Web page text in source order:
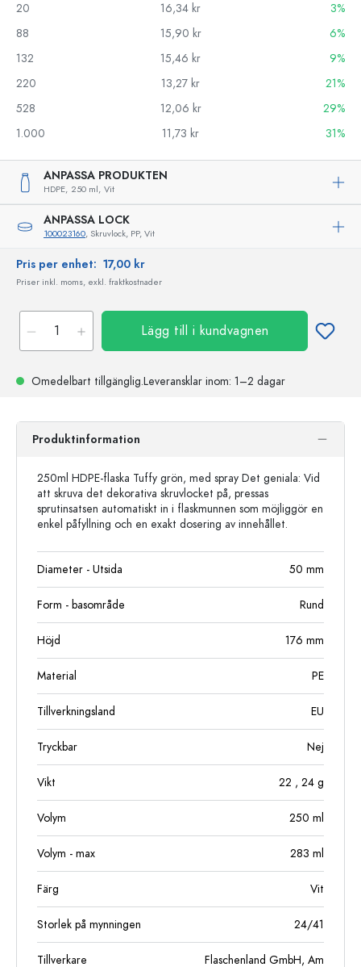
20
16,34 kr
3%
88
15,90 kr
6%
132
15,46 kr
9%
220
13,27 kr
21%
528
12,06 kr
29%
1.000
11,73 kr 31%
ANPASSA PRODUKTEN
HDPE, 250 ml, Vit
ANPASSA LOCK
100023160, Skruvlock, PP, Vit
Pris per enhet: 17,00 kr
Priser inkl. moms, exkl. fraktkostnader
Lägg till i kundvagnen
Omedelbart tillgänglig.Leveransklar inom: 1–2 dagar
Produktinformation
250ml HDPE-flaska Tuffy grön, med spray Det geniala: Vid
att skruva det dekorativa skruvlocket på, pressas
sprutinsatsen automatiskt in i flaskmunnen som möjliggör en
enkel påfyllning och en exakt dosering av innehållet.
Diameter - Utsida 50 mm
Form - basområde Rund
Höjd 176 mm
Material PE
Tillverkningsland EU
Tryckbar Nej
Vikt 22 , 24 g
Volym 250 ml
Volym - max 283 ml
Färg Vit
Storlek på mynningen 24/41
Tillverkare Flaschenland GmbH, Am